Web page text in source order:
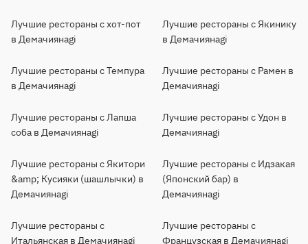
Лучшие рестораны с хот-пот
в Демачиянagi
Лучшие рестораны с Якинику
в Демачиянagi
Лучшие рестораны с Темпура
в Демачиянagi
Лучшие рестораны с Рамен в
Демачиянagi
Лучшие рестораны с Лапша
соба в Демачиянagi
Лучшие рестораны с Удон в
Демачиянagi
Лучшие рестораны с Якитори
&amp; Кусияки (шашлычки) в
Демачиянagi
Лучшие рестораны с Идзакая
(Японский бар) в
Демачиянagi
Лучшие рестораны с
Итальянская в Демачиянagi
Лучшие рестораны с
Французская в Демачиянagi